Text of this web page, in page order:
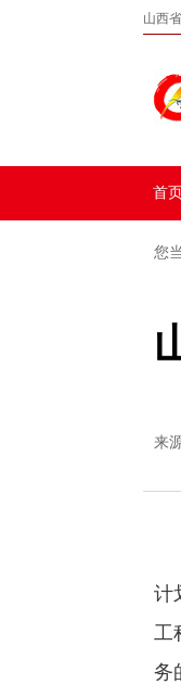
山西
首页
您
来
6
计
工
务